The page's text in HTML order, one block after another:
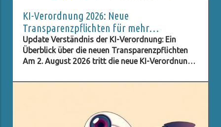
KI-Verordnung 2026: Neue
Transparenzpflichten für mehr
Datenschutz
Update Verständnis der KI-Verordnung: Ein
Überblick über die neuen Transparenzpflichten
Am 2. August 2026 tritt die neue KI-Verordnung
für Unternehmen und Institutionen festlegt, die
Privatsphäre der Verbraucher und sorgt dafür,